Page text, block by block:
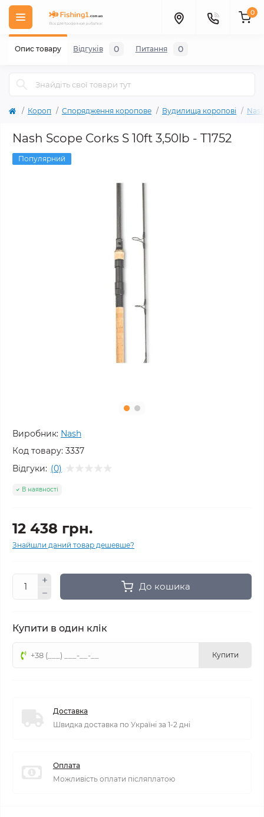
0
Короп Спорядження коропове Вудилища коропові
Nash Scope Corks S 10ft 3,50lb - T1752
Популярний
Виробник: Nash
Код товару: 3337
Відгуки: (0)
В наявності
12 438 грн.
Знайшли даний товар дешевше?
До кошика
Купити в один клік
Купити
Доставка
Швидка доставка по Україні за 1-2 дні
Оплата
Можливість оплати післяплатою
Опис товару Відгуків 0 Питання 0